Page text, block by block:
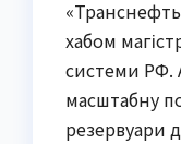
хабом
системи РФ.
масштабну
резервуари